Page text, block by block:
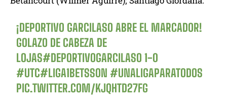
¡DEPORTIVO GARCILASO ABRE EL MARCADOR!
GOLAZO DE CABEZA DE
LOJAS#DEPORTIVOGARCILASO 1-0
#UTC#LIGA1BETSSON #UNALIGAPARATODOS
PIC.TWITTER.COM/KJQHTD27FG